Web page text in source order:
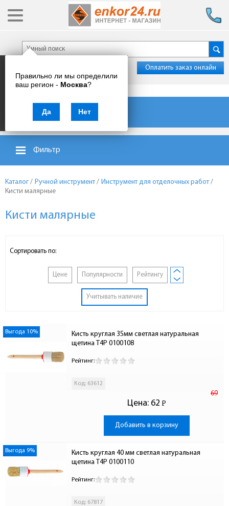
Правильно ли мы определили
ваш регион - Москва?
Да Нет
Оплатить заказ онлайн
Каталог товаров
Фильтр
Каталог / Ручной инструмент/ Инструмент для отделочных работ/
Кисти малярные
Кисти малярные
Сортировать по:
Цене Популярности Рейтингу
Учитывать наличие
Выгода 10%
Кисть круглая 35мм светлая натуральная
щетина T4P 0100108
Рейтинг:
Код: 63612
Цена:
69
62 Р
-
Добавить в корзину
Выгода 9%
Кисть круглая 40 мм светлая натуральная
щетина T4P 0100110
Рейтинг:
Код: 67817